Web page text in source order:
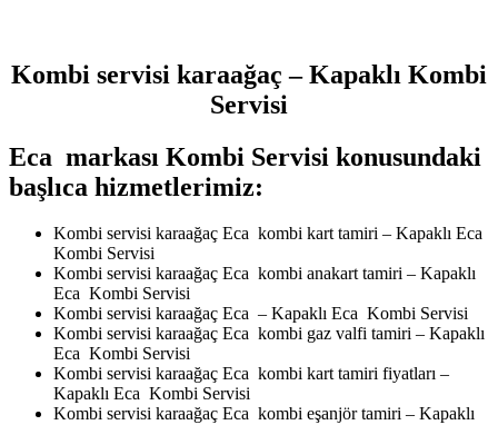
Kombi servisi karaağaç – Kapaklı Kombi
Servisi
Eca markası Kombi Servisi konusundaki
başlıca hizmetlerimiz:
Kombi servisi karaağaç Eca kombi kart tamiri – Kapaklı Eca
Kombi Servisi
Kombi servisi karaağaç Eca kombi anakart tamiri – Kapaklı
Eca Kombi Servisi
Kombi servisi karaağaç Eca – Kapaklı Eca Kombi Servisi
Kombi servisi karaağaç Eca kombi gaz valfi tamiri – Kapaklı
Eca Kombi Servisi
Kombi servisi karaağaç Eca kombi kart tamiri fiyatları –
Kapaklı Eca Kombi Servisi
Kombi servisi karaağaç Eca kombi eşanjör tamiri – Kapaklı